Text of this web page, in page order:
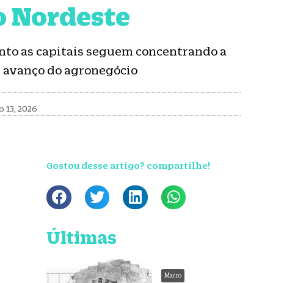
Nordeste
as capitais seguem concentrando a
do agronegócio
13, 2026
Gostou desse artigo? compartilhe!
Últimas
Macro